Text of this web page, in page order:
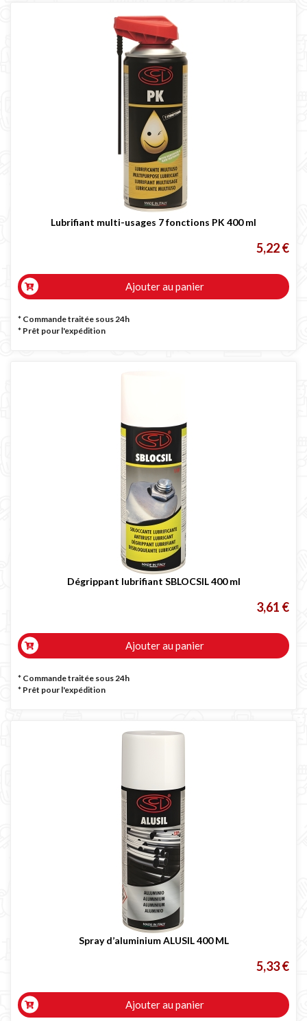
Lubrifiant multi-usages 7 fonctions PK 400 ml
5,22 €
Ajouter au panier
* Commande traitée sous 24h
* Prêt pour l'expédition
Dégrippant lubrifiant SBLOCSIL 400 ml
3,61 €
Ajouter au panier
* Commande traitée sous 24h
* Prêt pour l'expédition
Spray d’aluminium ALUSIL 400 ML
5,33 €
Ajouter au panier